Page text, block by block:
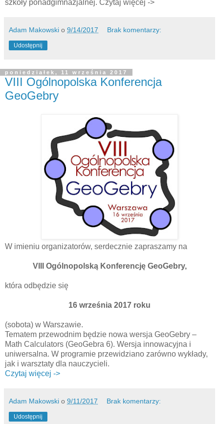
szkoły ponadgimnazjalnej. Czytaj więcej ->
Adam Makowski o 9/14/2017 Brak komentarzy:
Udostępnij
poniedziałek, 11 września 2017
VIII Ogólnopolska Konferencja
GeoGebry
W imieniu organizatorów, serdecznie zapraszamy na
VIII Ogólnopolską Konferencję GeoGebry,
która odbędzie się
16 września 2017 roku
(sobota) w Warszawie.
Tematem przewodnim będzie nowa wersja GeoGebry –
Math Calculators (GeoGebra 6). Wersja innowacyjna i
uniwersalna. W programie przewidziano zarówno wykłady,
jak i warsztaty dla nauczycieli.
Czytaj więcej ->
Adam Makowski o 9/11/2017 Brak komentarzy:
Udostępnij